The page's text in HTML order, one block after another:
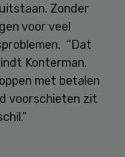
Zonder
voor veel
“Dat
Konterman.
met betalen
voorschieten zit